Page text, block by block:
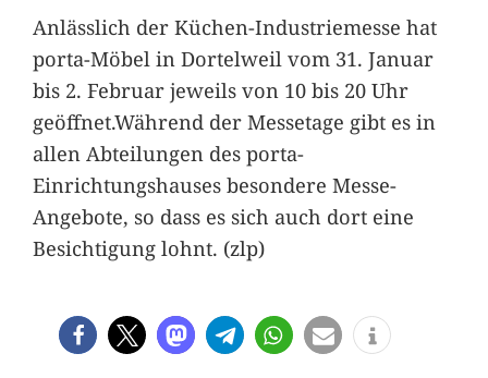
Anlässlich der Küchen-Industriemesse hat
porta-Möbel in Dortelweil vom 31. Januar
bis 2. Februar jeweils von 10 bis 20 Uhr
geöffnet.Während der Messetage gibt es in
allen Abteilungen des porta-
Einrichtungshauses besondere Messe-
Angebote, so dass es sich auch dort eine
Besichtigung lohnt. (zlp)